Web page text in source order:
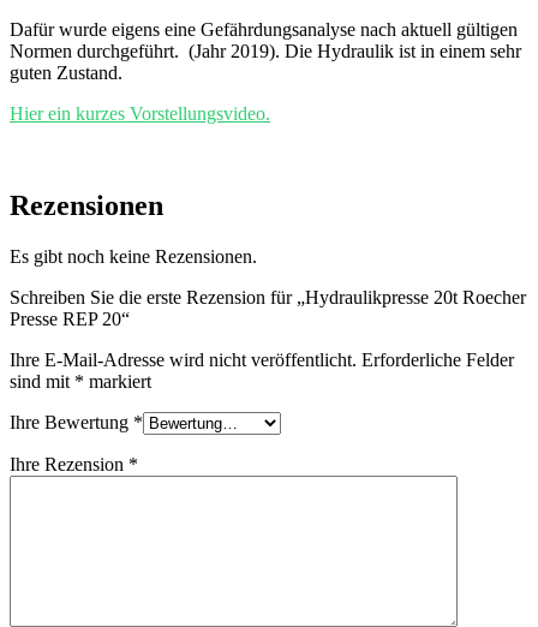
Dafür wurde eigens eine Gefährdungsanalyse nach aktuell gültigen
Normen durchgeführt. (Jahr 2019). Die Hydraulik ist in einem sehr
guten Zustand.
Hier ein kurzes Vorstellungsvideo.
Rezensionen
Es gibt noch keine Rezensionen.
Schreiben Sie die erste Rezension für „Hydraulikpresse 20t Roecher
Presse REP 20“
Ihre E-Mail-Adresse wird nicht veröffentlicht. Erforderliche Felder
sind mit * markiert
Ihre Bewertung *
Ihre Rezension *